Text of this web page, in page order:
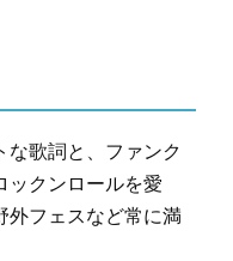
歌詞と、ファンク
ックンロールを愛
外フェスなど常に満